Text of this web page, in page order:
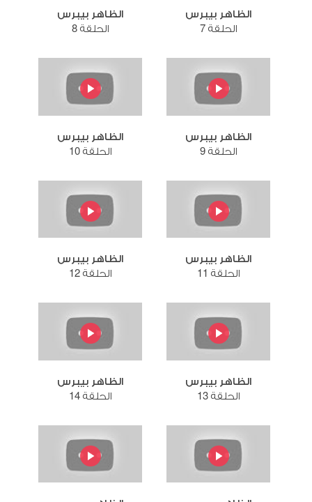
الظاهر بيبرس
الحلقة 7
الظاهر بيبرس
الحلقة 8
الظاهر بيبرس
الحلقة 9
الظاهر بيبرس
الحلقة 10
الظاهر بيبرس
الحلقة 11
الظاهر بيبرس
الحلقة 12
الظاهر بيبرس
الحلقة 13
الظاهر بيبرس
الحلقة 14